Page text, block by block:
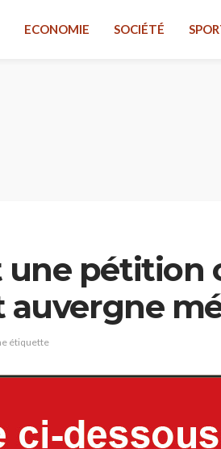
ECONOMIE SOCIÉTÉ
une pétition
auvergne
étiquette